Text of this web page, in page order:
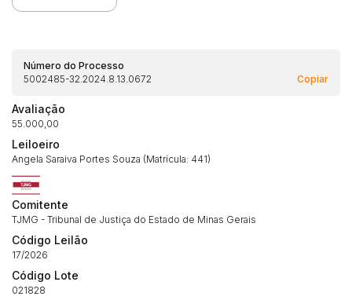
Número do Processo
5002485-32.2024.8.13.0672
Copiar
Avaliação
55.000,00
Leiloeiro
Angela Saraiva Portes Souza (Matrícula: 441)
Comitente
TJMG - Tribunal de Justiça do Estado de Minas Gerais
Código Leilão
17/2026
Código Lote
021828
Envie sua Proposta
(Art. 895, CPC)
Clique aqui para fazer login
Habilite-se para efetuar lances ou